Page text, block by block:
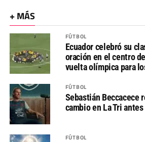
+ MÁS
FÚTBOL
Ecuador celebró su
oración en el centro
vuelta olímpica para
FÚTBOL
Sebastián Beccacece
cambio en La Tri
FÚTBOL